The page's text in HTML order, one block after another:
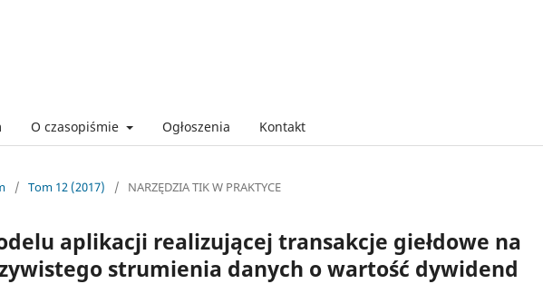
O czasopiśmie Ogłoszenia Kontakt
/ Tom 12 (2017) / NARZĘDZIA TIK W PRAKTYCE
aplikacji realizującej transakcje giełdowe na
strumienia danych o wartość dywidend